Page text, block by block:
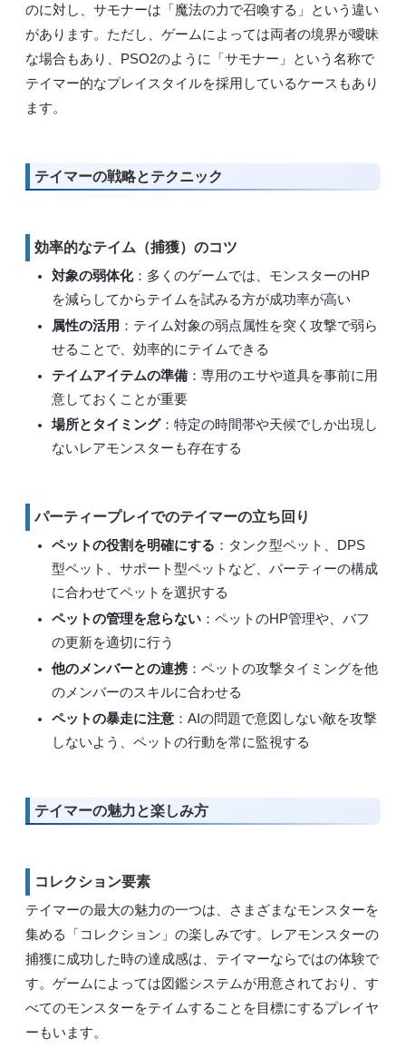
のに対し、サモナーは「魔法の力で召喚する」という違い
があります。ただし、ゲームによっては両者の境界が曖昧
な場合もあり、PSO2のように「サモナー」という名称で
テイマー的なプレイスタイルを採用しているケースもあり
ます。
テイマーの戦略とテクニック
効率的なテイム（捕獲）のコツ
対象の弱体化：多くのゲームでは、モンスターのHP
を減らしてからテイムを試みる方が成功率が高い
属性の活用 ：テイム対象の弱点属性を突く攻撃で弱ら
せることで、効率的にテイムできる
テイムアイテムの準備：専用のエサや道具を事前に用
意しておくことが重要
場所とタイミング：特定の時間帯や天候でしか出現し
ないレアモンスターも存在する
パーティープレイでのテイマーの立ち回り
ペットの役割を明確にする ：タンク型ペット、DPS
型ペット、サポート型ペットなど、パーティーの構成
に合わせてペットを選択する
ペットの管理を怠らない：ペットのHP管理や、バフ
の更新を適切に行う
他のメンバーとの連携：ペットの攻撃タイミングを他
のメンバーのスキルに合わせる
ペットの暴走に注意：AIの問題で意図しない敵を攻撃
しないよう、ペットの行動を常に監視する
テイマーの魅力と楽しみ方
コレクション要素
テイマーの最大の魅力の一つは、さまざまなモンスターを
集める「コレクション」の楽しみです。レアモンスターの
捕獲に成功した時の達成感は、テイマーならではの体験で
す。ゲームによっては図鑑システムが用意されており、す
べてのモンスターをテイムすることを目標にするプレイヤ
ーもいます。